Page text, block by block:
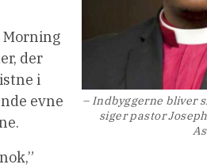
– Indbyggerne bliver
siger pastor
Morning
der
i
evne